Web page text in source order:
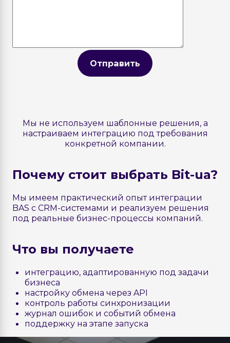
Отправить
Мы не используем шаблонные решения, а
настраиваем интеграцию под требования
конкретной компании.
Почему стоит выбрать Bit-ua?
Мы имеем практический опыт интеграции
BAS с CRM-системами и реализуем решения
под реальные бизнес-процессы компаний.
Что вы получаете
интеграцию, адаптированную под задачи
бизнеса
настройку обмена через API
контроль работы синхронизации
журнал ошибок и событий обмена
поддержку на этапе запуска